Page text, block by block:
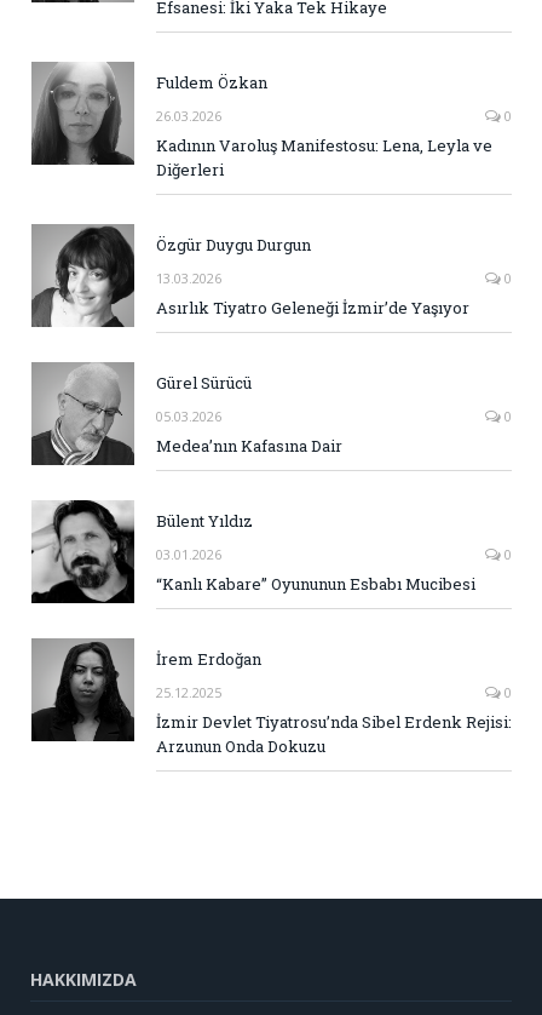
Efsanesi: İki Yaka Tek Hikaye
Fuldem Özkan
26.03.2026 0
Kadının Varoluş Manifestosu: Lena, Leyla ve
Diğerleri
Özgür Duygu Durgun
13.03.2026 0
Asırlık Tiyatro Geleneği İzmir’de Yaşıyor
Gürel Sürücü
05.03.2026 0
Medea’nın Kafasına Dair
Bülent Yıldız
03.01.2026 0
“Kanlı Kabare” Oyununun Esbabı Mucibesi
İrem Erdoğan
25.12.2025 0
İzmir Devlet Tiyatrosu’nda Sibel Erdenk Rejisi:
Arzunun Onda Dokuzu
HAKKIMIZDA